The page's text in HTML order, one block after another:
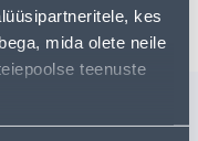
kes
mida olete neile
teenuste